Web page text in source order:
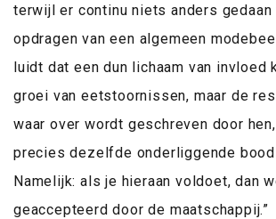
terwijl er continu niets anders gedaan
opdragen van een algemeen
luidt dat een dun lichaam van invloed
groei van eetstoornissen, maar de
waar over wordt geschreven door
precies dezelfde onderliggende
Namelijk: als je hieraan voldoet, dan
geaccepteerd door de maatschappij.”